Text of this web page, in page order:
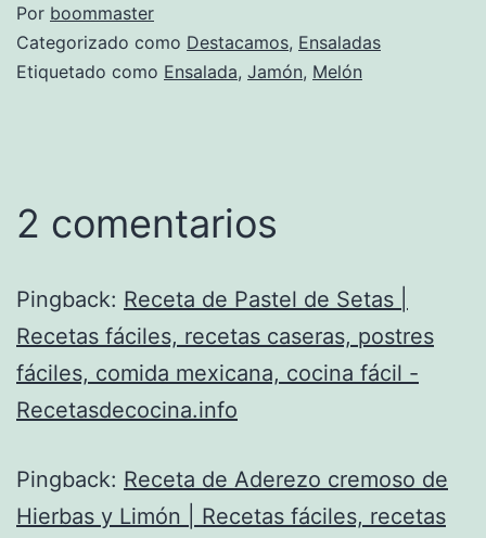
Por boommaster
Categorizado como Destacamos, Ensaladas
Etiquetado como Ensalada, Jamón, Melón
2 comentarios
Pingback: Receta de Pastel de Setas |
Recetas fáciles, recetas caseras, postres
fáciles, comida mexicana, cocina fácil -
Recetasdecocina.info
Pingback: Receta de Aderezo cremoso de
Hierbas y Limón | Recetas fáciles, recetas